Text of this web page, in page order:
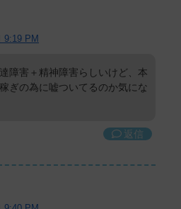
9:19 PM
障害＋精神障害らしいけど、本
ぎの為に嘘ついてるのか気にな
返信